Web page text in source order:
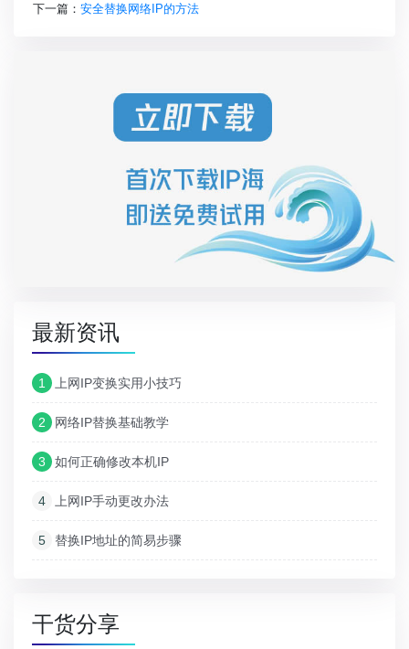
下一篇： 安全替换网络IP的方法
最新资讯
1 上网IP变换实用小技巧
2 网络IP替换基础教学
3 如何正确修改本机IP
4 上网IP手动更改办法
5 替换IP地址的简易步骤
干货分享